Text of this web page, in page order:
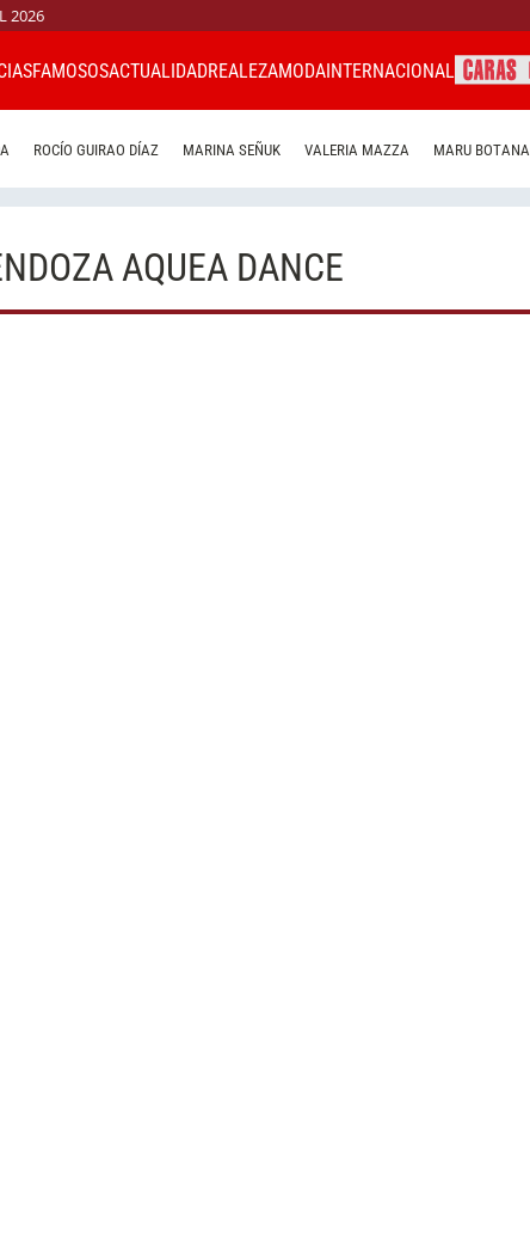
2026
FAMOSOSACTUALIDADREALEZAMODAINTERNACIONAL
ROCÍO GUIRAO DÍAZ MARINA SEÑUK VALERIA MAZZA MARU BOTANA
AQUEA DANCE